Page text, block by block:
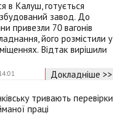
в Калуш, готується
завод. До
привезли 70 вагонів
його розмістили у
Відтак вирішили
Докладніше >>